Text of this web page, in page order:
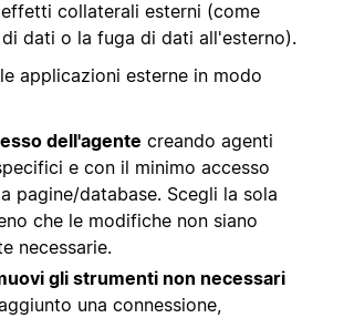
collaterali esterni (come
dati o la fuga di dati all'esterno).
applicazioni esterne in modo
dell'agente creando agenti
e con il minimo accesso
pagine/database. Scegli la sola
che le modifiche non siano
necessarie.
gli strumenti non necessari
una connessione,